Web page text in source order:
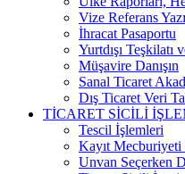
Vize Referans
İhracat Pasaportu
Yurtdışı Teşkilatı
Müşavire Danışın
Sanal Ticaret
Dış Ticaret Veri
TİCARET SİCİLİ
Tescil İşlemleri
Kayıt Mecburiyeti
Unvan Seçerken